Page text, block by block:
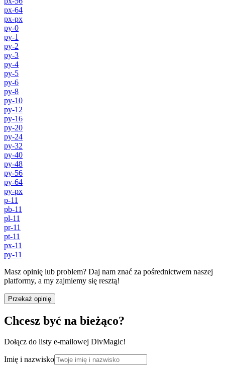
px-64
px-px
py-0
py-1
py-2
py-3
py-4
py-5
py-6
py-8
py-10
py-12
py-16
py-20
py-24
py-32
py-40
py-48
py-56
py-64
py-px
p-11
pb-11
pl-11
pr-11
pt-11
px-11
py-11
Masz opinię lub problem? Daj nam znać za pośrednictwem naszej
platformy, a my zajmiemy się resztą!
Przekaż opinię
Chcesz być na bieżąco?
Dołącz do listy e-mailowej DivMagic!
Imię i nazwisko